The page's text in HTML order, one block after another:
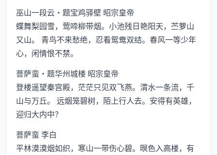
巫山一段云·题宝鸡驿壁 昭宗皇帝
蝶舞梨园雪，莺啼柳带烟。小池残日艳阳天，苎萝山
又山。 青鸟不来愁绝，忍看鸳鸯双结。春风一等少年
心，闲情恨不禁。
菩萨蛮·题华州城楼 昭宗皇帝
登楼遥望秦宫殿，茫茫只见双飞燕。渭水一条流，千
山与万丘。 远烟笼碧树，陌上行人去。安得有英雄，
迎归大内中？
菩萨蛮 李白
平林漠漠烟如织，寒山一带伤心碧。暝色入高楼，有